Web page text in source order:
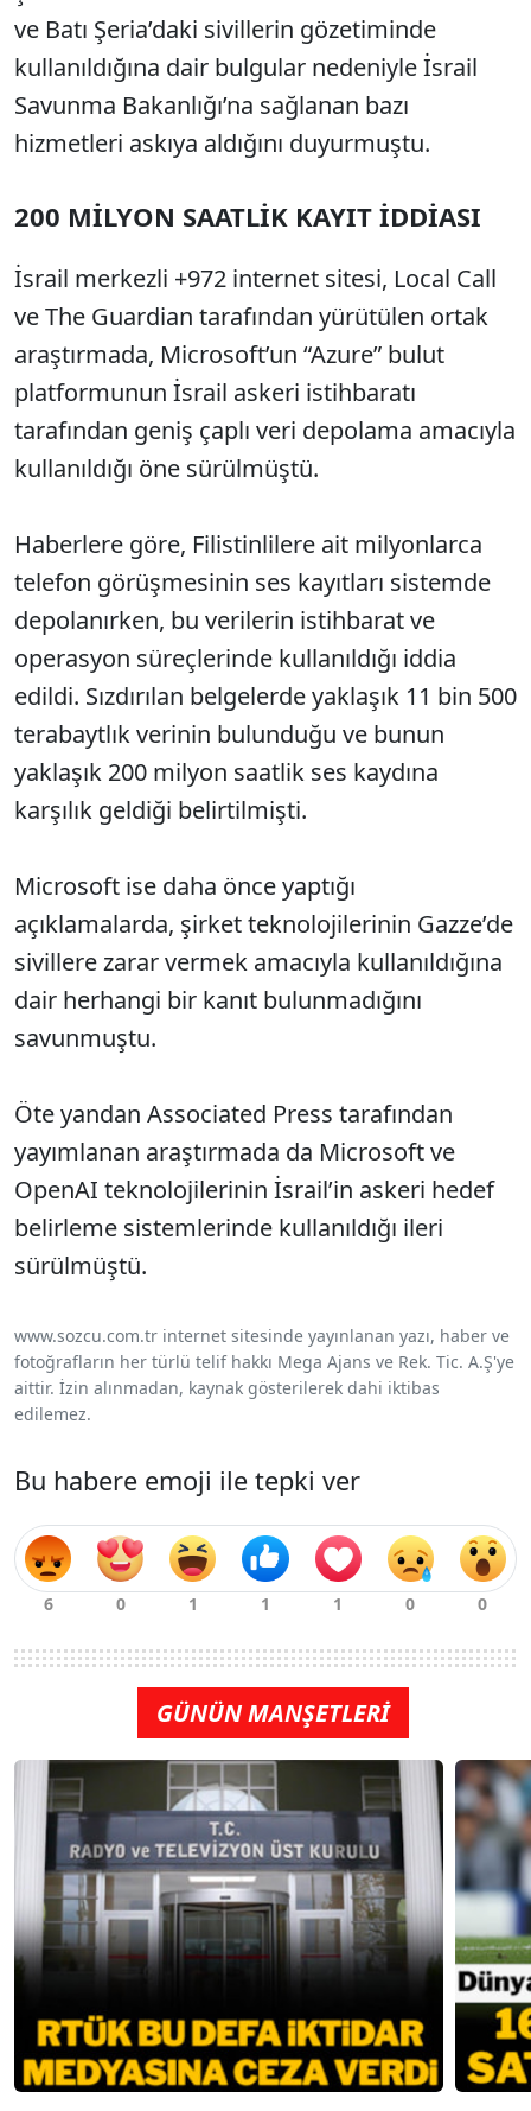
ve Batı Şeria’daki sivillerin gözetiminde
kullanıldığına dair bulgular nedeniyle İsrail
Savunma Bakanlığı’na sağlanan bazı
hizmetleri askıya aldığını duyurmuştu.
200 MİLYON SAATLİK KAYIT İDDİASI
İsrail merkezli +972 internet sitesi, Local Call
ve The Guardian tarafından yürütülen ortak
araştırmada, Microsoft’un “Azure” bulut
platformunun İsrail askeri istihbaratı
tarafından geniş çaplı veri depolama amacıyla
kullanıldığı öne sürülmüştü.
Haberlere göre, Filistinlilere ait milyonlarca
telefon görüşmesinin ses kayıtları sistemde
depolanırken, bu verilerin istihbarat ve
operasyon süreçlerinde kullanıldığı iddia
edildi. Sızdırılan belgelerde yaklaşık 11 bin 500
terabaytlık verinin bulunduğu ve bunun
yaklaşık 200 milyon saatlik ses kaydına
karşılık geldiği belirtilmişti.
Microsoft ise daha önce yaptığı
açıklamalarda, şirket teknolojilerinin Gazze’de
sivillere zarar vermek amacıyla kullanıldığına
dair herhangi bir kanıt bulunmadığını
savunmuştu.
Öte yandan Associated Press tarafından
yayımlanan araştırmada da Microsoft ve
OpenAI teknolojilerinin İsrail’in askeri hedef
belirleme sistemlerinde kullanıldığı ileri
sürülmüştü.
www.sozcu.com.tr internet sitesinde yayınlanan yazı, haber ve
fotoğrafların her türlü telif hakkı Mega Ajans ve Rek. Tic. A.Ş'ye
aittir. İzin alınmadan, kaynak gösterilerek dahi iktibas
edilemez.
Bu habere emoji ile tepki ver
GÜNÜN MANŞETLERİ